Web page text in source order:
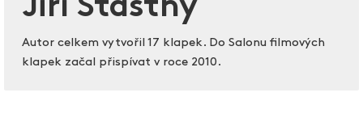
Jiří Šťastný
Autor celkem vytvořil 17 klapek. Do Salonu filmových
klapek začal přispívat v roce 2010.